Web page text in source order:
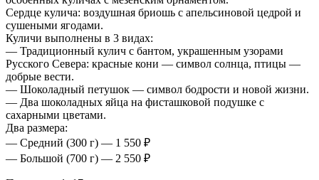
Сердце кулича: воздушная бриошь с апельсиновой цедрой и
сушеными ягодами.
Куличи выполнены в 3 видах:
— Традиционный кулич с бантом, украшенным узорами
Русского Севера: красные кони — символ солнца, птицы —
добрые вести.
— Шоколадный петушок — символ бодрости и новой жизни.
— Два шоколадных яйца на фисташковой подушке с
сахарными цветами.
Два размера:
— Средний (300 г) — 1 550 ₽
— Большой (700 г) — 2 550 ₽